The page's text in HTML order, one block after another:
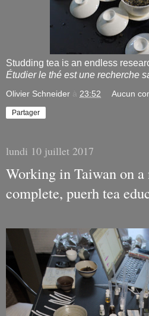
Studding tea is an endless
Étudier le thé est une recherche
Olivier Schneider à 23:52 Aucun
Partager
lundi 10 juillet 2017
Working in Taiwan on a
complete, puerh tea